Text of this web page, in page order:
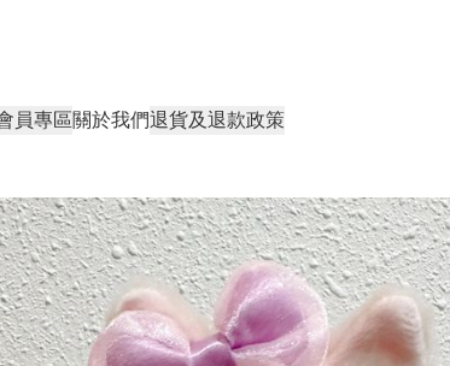
員專區關於我們退貨及退款政策